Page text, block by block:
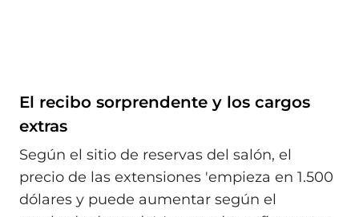
El recibo sorprendente y los cargos
extras
Según el sitio de reservas del salón, el
precio de las extensiones 'empieza en 1.500
dólares y puede aumentar según el